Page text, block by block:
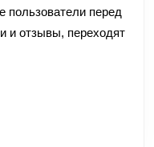
в
пользователи перед
и отзывы, переходят